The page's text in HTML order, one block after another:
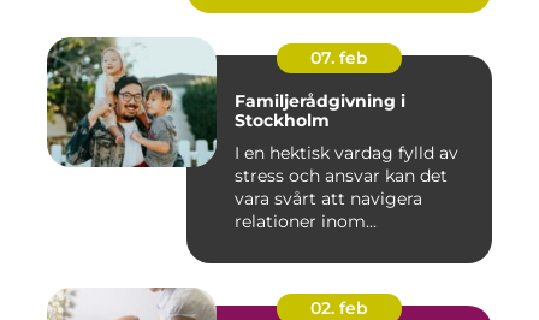
07. feb
Familjerådgivning i
Stockholm
I en hektisk vardag fylld av
stress och ansvar kan det
vara svårt att navigera
relationer inom...
02. feb